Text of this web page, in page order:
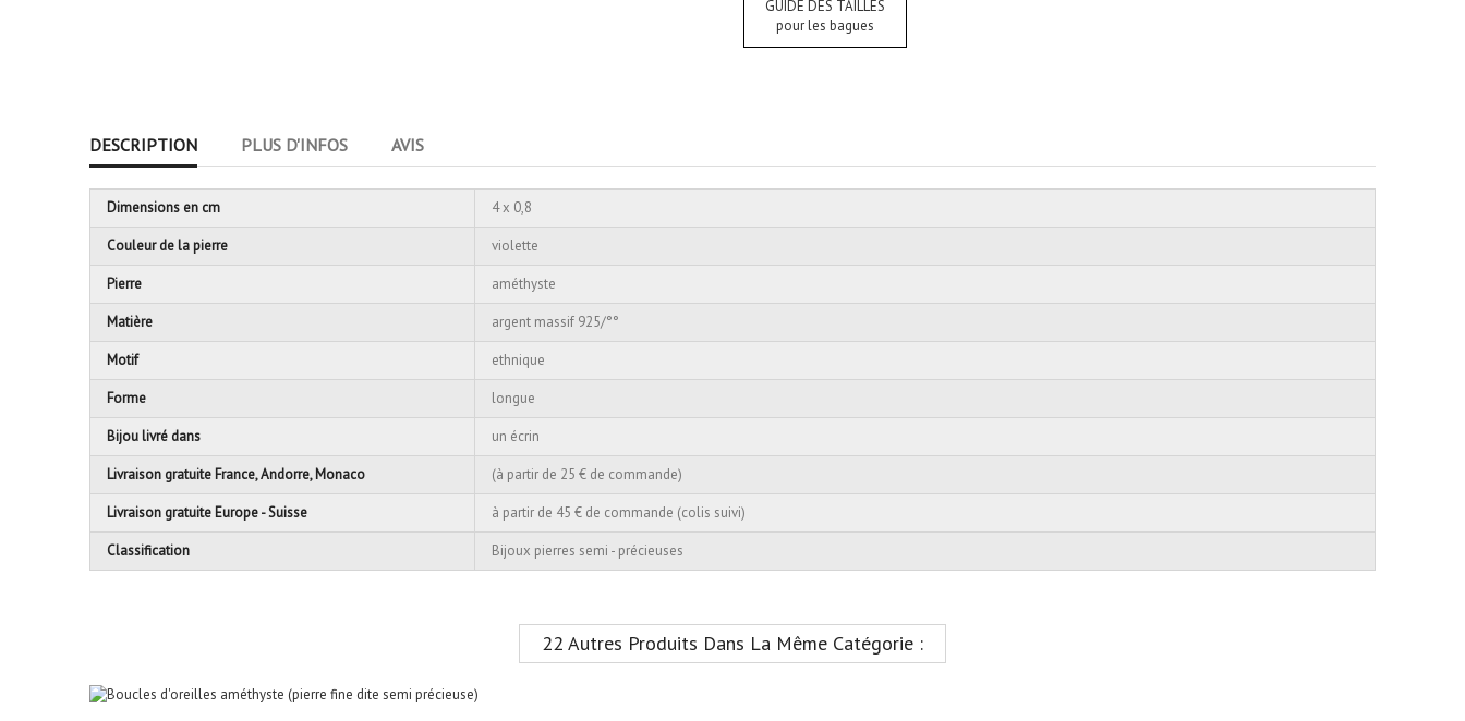
GUIDE DES TAILLES
pour les bagues
DESCRIPTION PLUS D'INFOS AVIS
Dimensions en cm 4 x 0,8
Couleur de la pierre violette
Pierre améthyste
Matière argent massif 925/°°
Motif ethnique
Forme longue
Bijou livré dans un écrin
Livraison gratuite France, Andorre, Monaco (à partir de 25 € de commande)
Livraison gratuite Europe - Suisse à partir de 45 € de commande (colis suivi)
Classification Bijoux pierres semi - précieuses
22 Autres Produits Dans La Même Catégorie :